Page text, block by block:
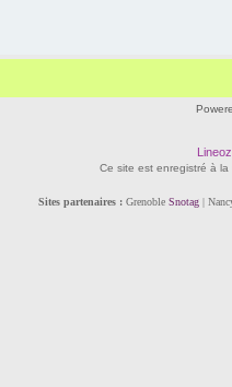
Lineoz
Ce site est enregistré à
Sites partenaires :Grenoble Snotag|